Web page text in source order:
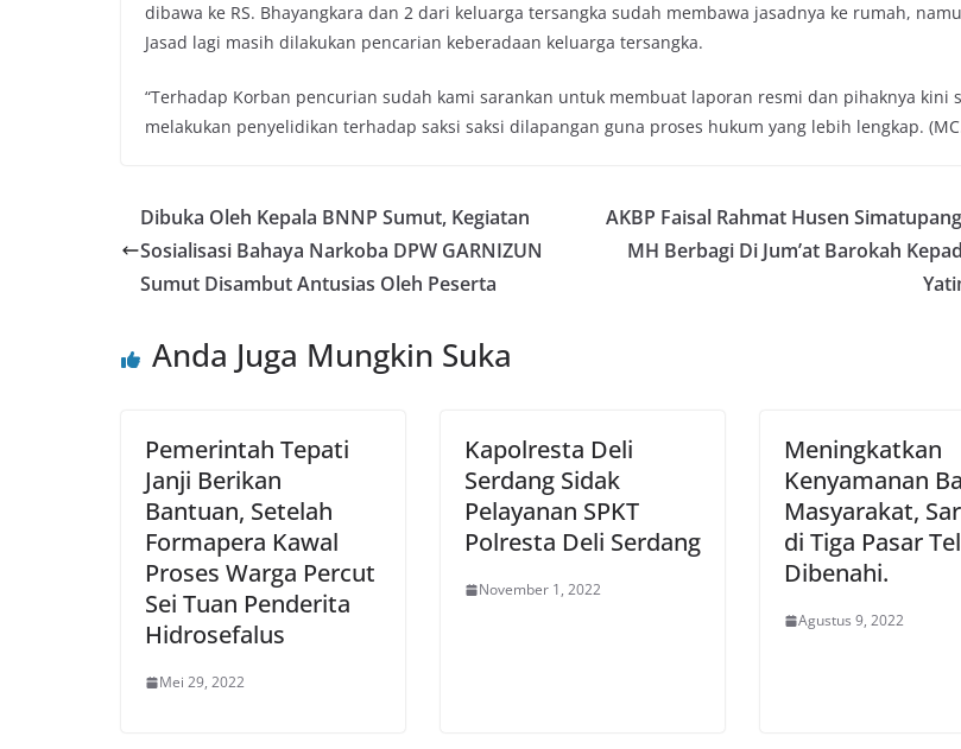
dibawa ke RS. Bhayangkara dan 2 dari keluarga tersangka sudah membawa jasadnya ke rumah,
Jasad lagi masih dilakukan pencarian keberadaan keluarga tersangka.
“Terhadap Korban pencurian sudah kami sarankan untuk membuat laporan resmi dan pihaknya kini
melakukan penyelidikan terhadap saksi saksi dilapangan guna proses hukum yang lebih lengkap.
Dibuka Oleh Kepala BNNP Sumut, Kegiatan
Sosialisasi Bahaya Narkoba DPW GARNIZUN
Sumut Disambut Antusias Oleh Peserta
AKBP Faisal Rahmat Husen
MH Berbagi Di Jum’at Barokah
Anda Juga Mungkin Suka
Pemerintah Tepati
Janji Berikan
Bantuan, Setelah
Formapera Kawal
Proses Warga Percut
Sei Tuan Penderita
Hidrosefalus
Mei 29, 2022
Kapolresta Deli
Serdang Sidak
Pelayanan SPKT
Polresta Deli Serdang
November 1, 2022
Meningkatkan
Kenyamanan
Masyarakat,
di Tiga Pasar
Dibenahi.
Agustus 9, 2022